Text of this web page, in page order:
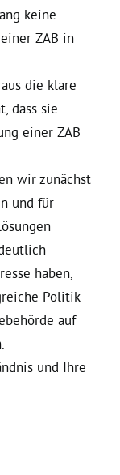
keine
ZAB in
die klare
dass sie
einer ZAB
wir zunächst
und für
haben,
Politik
auf
und Ihre